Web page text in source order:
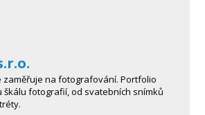
zaměřuje na fotografování. Portfolio
škálu fotografií, od svatebních snímků